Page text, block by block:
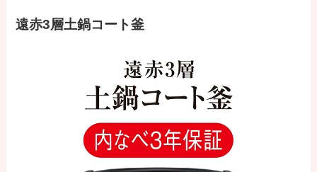
遠赤3層土鍋コート釜